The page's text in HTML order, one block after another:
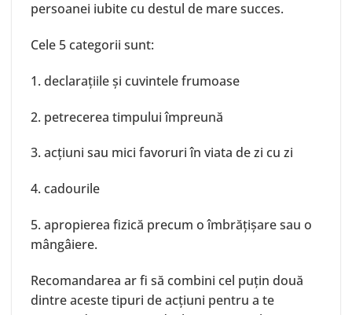
persoanei iubite cu destul de mare succes.
Cele 5 categorii sunt:
1. declarațiile și cuvintele frumoase
2. petrecerea timpului împreună
3. acțiuni sau mici favoruri în viata de zi cu zi
4. cadourile
5. apropierea fizică precum o îmbrățișare sau o
mângâiere.
Recomandarea ar fi să combini cel puțin două
dintre aceste tipuri de acțiuni pentru a te